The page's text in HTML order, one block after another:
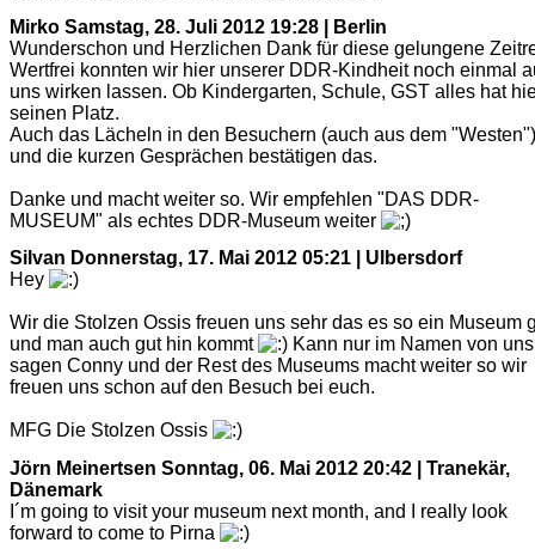
Mirko Samstag, 28. Juli 2012 19:28 | Berlin
Wunderschon und Herzlichen Dank für diese gelungene
Wertfrei konnten wir hier unserer DDR-Kindheit noch einmal
uns wirken lassen. Ob Kindergarten, Schule, GST alles hat
seinen Platz.
Auch das Lächeln in den Besuchern (auch aus dem "Westen")
und die kurzen Gesprächen bestätigen das.
Danke und macht weiter so. Wir empfehlen "DAS DDR-
MUSEUM" als echtes DDR-Museum weiter
Silvan Donnerstag, 17. Mai 2012 05:21 | Ulbersdorf
Hey
Wir die Stolzen Ossis freuen uns sehr das es so ein Museum
und man auch gut hin kommt
Kann nur im Namen von uns
sagen Conny und der Rest des Museums macht weiter so wir
freuen uns schon auf den Besuch bei euch.
MFG Die Stolzen Ossis
Jörn Meinertsen Sonntag, 06. Mai 2012 20:42 | Tranekär,
Dänemark
I´m going to visit your museum next month, and I really look
forward to come to Pirna